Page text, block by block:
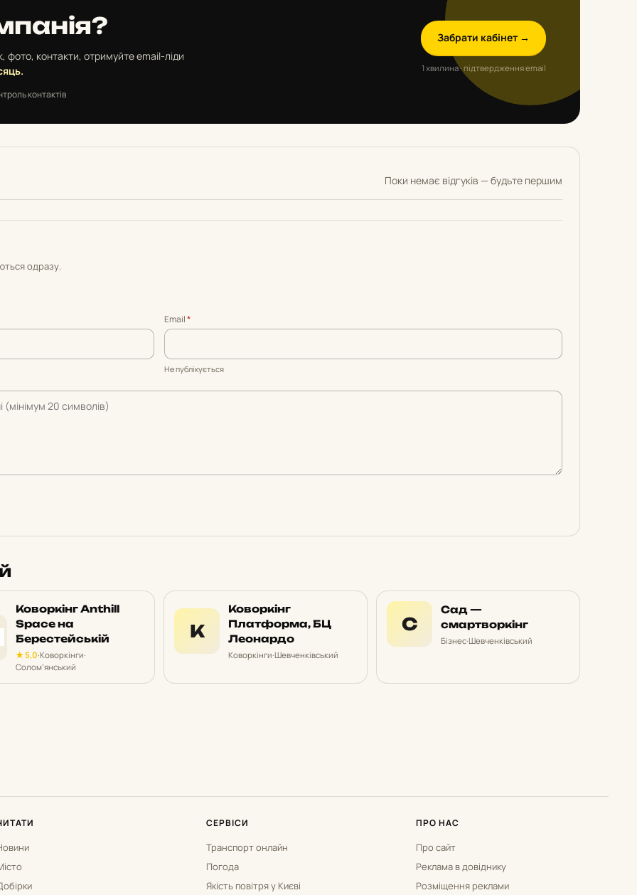
фото, контакти, отримуйте email-ліди
контактів
Забрати кабінет →
1 хвилина · підтвердження email
Поки немає відгуків — будьте першим
одразу.
Email*
Не публікується
Коворкінг Anthill
Space на
Берестейській
★ 5,0·Коворкінги·
Солом’янський
К
Коворкінг
Платформа, БЦ
Леонардо
Коворкінги·Шевченківський
С
Сад —
смартворкінг
Бізнес·Шевченківський
СЕРВІСИ
Транспорт онлайн
Погода
Якість повітря у Києві
ПРО НАС
Про сайт
Реклама в довіднику
Розміщення реклами